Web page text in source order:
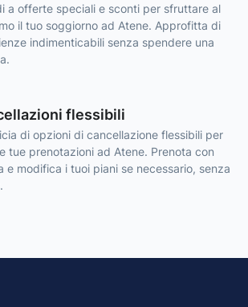
a offerte speciali e sconti per sfruttare al
il tuo soggiorno ad Atene. Approfitta di
indimenticabili senza spendere una
flessibili
di opzioni di cancellazione flessibili per
tue prenotazioni ad Atene. Prenota con
e modifica i tuoi piani se necessario, senza